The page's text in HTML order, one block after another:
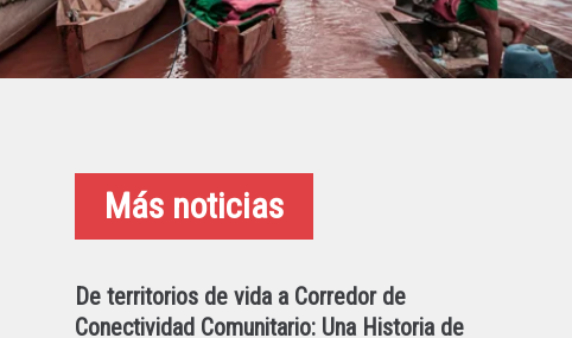
Más noticias
De territorios de vida a Corredor de
Conectividad Comunitario: Una Historia de